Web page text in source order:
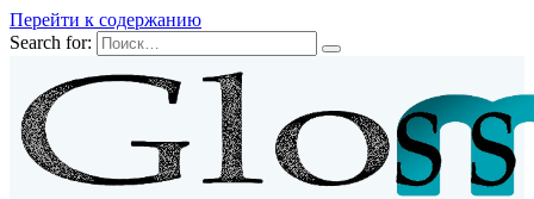
Перейти к содержанию
Search for: